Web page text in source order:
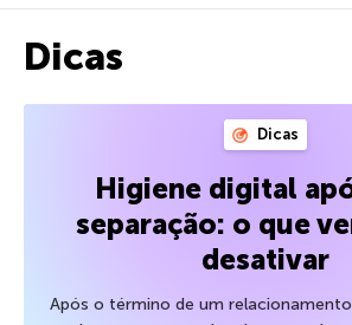
Dicas
Dicas
Higiene digital
separação: o que
desativar
Após o término de um